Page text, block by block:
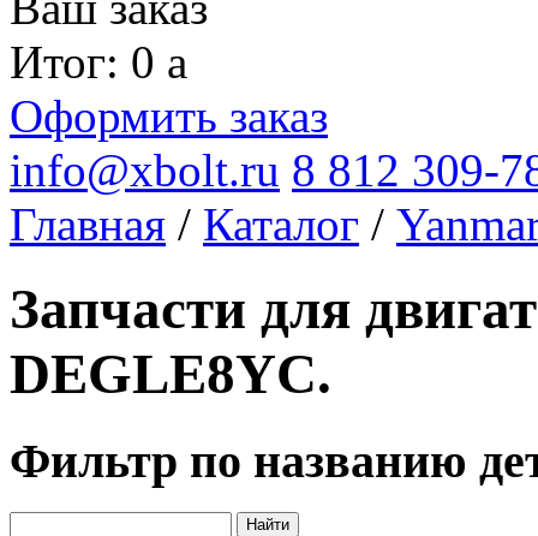
Итог: 0 a
Оформить заказ
info@xbolt.ru 8 812 309-
Главная / Каталог /
Запчасти для
DEGLE8YC.
Фильтр по названию
Найти